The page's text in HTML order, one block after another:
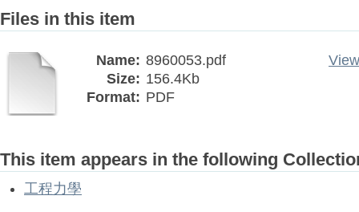
Files in this item
Name: 8960053.pdf
Size: 156.4Kb
Format: PDF
This item appears in the following
工程力學